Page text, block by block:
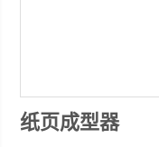
纸页成型器